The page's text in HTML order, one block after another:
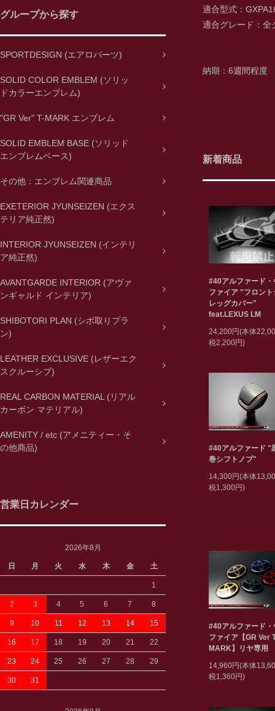
グループから探す
SPORTDESIGN (エアロパーツ)
SOLID COLOR EMBLEM (ソリッ
ドカラーエンブレム)
"GR Ver" T-MARK エンブレム
SOLID EMBLEM BASE (ソリッド
エンブレムベース)
その他：エンブレム関連商品
EXETERIOR JYUNSEIZEN (エクス
テリア純正然)
INTERIOR JYUNSEIZEN (インテリ
ア純正然)
AVANTGARDE INTERIOR (アヴァ
ンギャルド インテリア)
SHIBOTORI PLAN (シボ取りプラ
ン)
LEATHER EXCLUSIVE (レザーエク
スクルーシブ)
REAL CARBON MATERIAL (リアル
カーボン マテリアル)
AMENITY / etc (アメニティー・そ
の他商品)
営業日カレンダー
2026年8月
日 月 火 水 木 金 土
1
2 3 4 5 6 7 8
9 10 11 12 13 14 15
16 17 18 19 20 21 22
23 24 25 26 27 28 29
30 31
適合型式：
適合グレード：全
納期：6週間程度
新着商品
#40アルファード・
ファイア "フロント
レッグカバー"
feat.LEXUS LM
24,200円(本体
税2,200円)
#40アルファード "
巻シフトノブ"
14,300円(本体
税1,300円)
#40アルファード・
ファイア【GR Ver
MARK】リヤ専用
14,960円(本体
税1,360円)